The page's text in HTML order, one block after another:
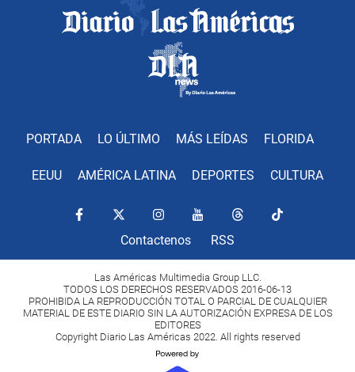
PORTADA LO ÚLTIMO MÁS LEÍDAS FLORIDA
EEUU AMÉRICA LATINA DEPORTES CULTURA
Contactenos RSS
Las Américas Multimedia Group LLC.
TODOS LOS DERECHOS RESERVADOS 2016-06-13
PROHIBIDA LA REPRODUCCIÓN TOTAL O PARCIAL DE CUALQUIER
MATERIAL DE ESTE DIARIO SIN LA AUTORIZACIÓN EXPRESA DE LOS
EDITORES
Copyright Diario Las Américas 2022. All rights reserved